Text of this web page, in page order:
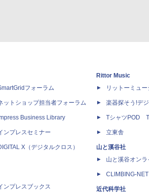
フォーラム
ットショップ担当者フォーラム
Business Library
ンプレスセミナー
X（デジタルクロス）
ンプレスブックス
Rittor Music
リットーミュー
楽器探そう!デ
TシャツPOD
立東舎
山と溪谷社
山と溪谷オンラ
CLIMBING-NET
近代科学社